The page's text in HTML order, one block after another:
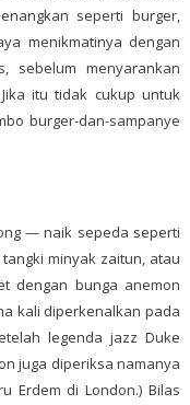
seperti burger,
menikmatinya dengan
sebelum menyarankan
itu tidak cukup untuk
burger-dan-sampanye
— naik sepeda seperti
minyak zaitun, atau
dengan bunga anemon
kali diperkenalkan pada
legenda jazz Duke
juga diperiksa namanya
Erdem di London.) Bilas